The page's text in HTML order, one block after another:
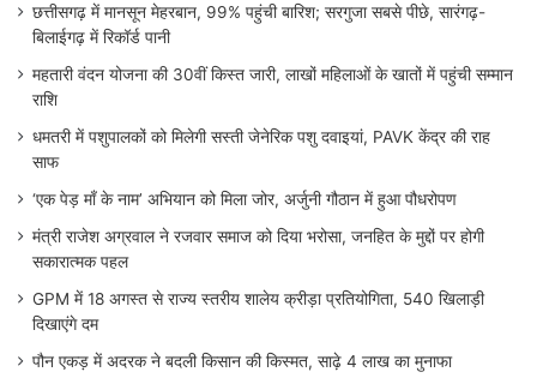
छत्तीसगढ़ में मानसून मेहरबान, 99% पहुंची बारिश; सरगुजा सबसे पीछे, सारंगढ़-
बिलाईगढ़ में रिकॉर्ड पानी
महतारी वंदन योजना की 30वीं किस्त जारी, लाखों महिलाओं के खातों में पहुंची सम्मान
राशि
धमतरी में पशुपालकों को मिलेगी सस्ती जेनेरिक पशु दवाइयां, PAVK केंद्र की राह
साफ
‘एक पेड़ माँ के नाम’ अभियान को मिला जोर, अर्जुनी गौठान में हुआ पौधरोपण
मंत्री राजेश अग्रवाल ने रजवार समाज को दिया भरोसा, जनहित के मुद्दों पर होगी
सकारात्मक पहल
GPM में 18 अगस्त से राज्य स्तरीय शालेय क्रीड़ा प्रतियोगिता, 540 खिलाड़ी
दिखाएंगे दम
पौन एकड़ में अदरक ने बदली किसान की किस्मत, साढ़े 4 लाख का मुनाफा